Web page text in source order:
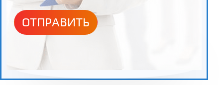
Проведение испытаний физических и механических
свойств; обработка и анализ результатов; требования к
точности и воспроизводимости измерений
5.3
ОТПРАВИТЬ